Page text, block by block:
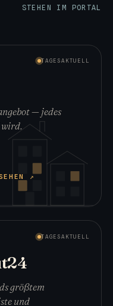
STEHEN IM PORTAL
TAGESAKTUELL
— jedes
wird.
↗(ÖFFNET
EINEM
TAGESAKTUELL
größtem
und